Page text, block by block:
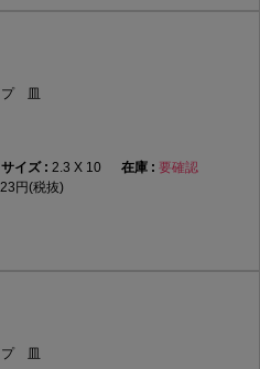
プ 皿
2.3 X 10
要確認
円(税抜)
プ 皿